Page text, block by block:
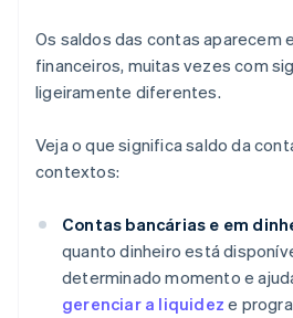
Os saldos das contas aparecem
financeiros, muitas vezes com
ligeiramente diferentes.
Veja o que significa saldo da
contextos:
Contas bancárias e em
quanto dinheiro está
determinado momento e
gerenciar a liquidez e